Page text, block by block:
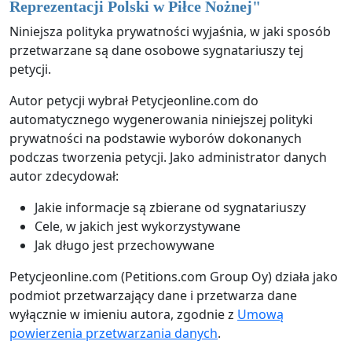
Reprezentacji Polski w Piłce Nożnej"
Niniejsza polityka prywatności wyjaśnia, w jaki sposób
przetwarzane są dane osobowe sygnatariuszy tej
petycji.
Autor petycji wybrał Petycjeonline.com do
automatycznego wygenerowania niniejszej polityki
prywatności na podstawie wyborów dokonanych
podczas tworzenia petycji. Jako administrator danych
autor zdecydował:
Jakie informacje są zbierane od sygnatariuszy
Cele, w jakich jest wykorzystywane
Jak długo jest przechowywane
Petycjeonline.com (Petitions.com Group Oy) działa jako
podmiot przetwarzający dane i przetwarza dane
wyłącznie w imieniu autora, zgodnie z Umową
powierzenia przetwarzania danych.